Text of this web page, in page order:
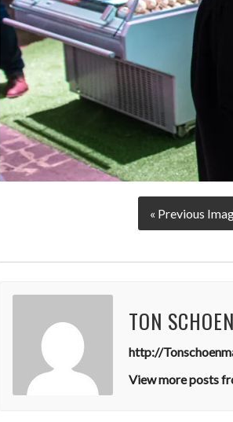
« Previous
TON
http://
View more posts